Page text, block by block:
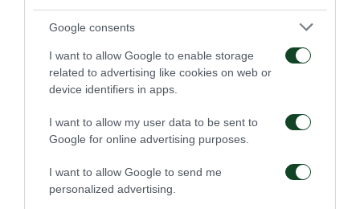
Google consents
I want to allow Google to enable storage
related to advertising like cookies on web or
device identifiers in apps.
I want to allow my user data to be sent to
Google for online advertising purposes.
I want to allow Google to send me
personalized advertising.